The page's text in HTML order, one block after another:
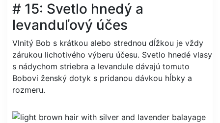
# 15: Svetlo hnedý a
levanduľový účes
Vlnitý Bob s krátkou alebo strednou dĺžkou je vždy
zárukou lichotivého výberu účesu. Svetlo hnedé vlasy
s nádychom striebra a levandule dávajú tomuto
Bobovi ženský dotyk s pridanou dávkou hĺbky a
rozmeru.